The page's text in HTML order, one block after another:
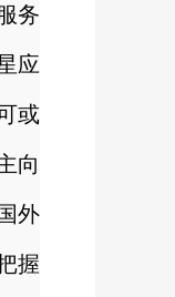
务
应
或
向
外
握